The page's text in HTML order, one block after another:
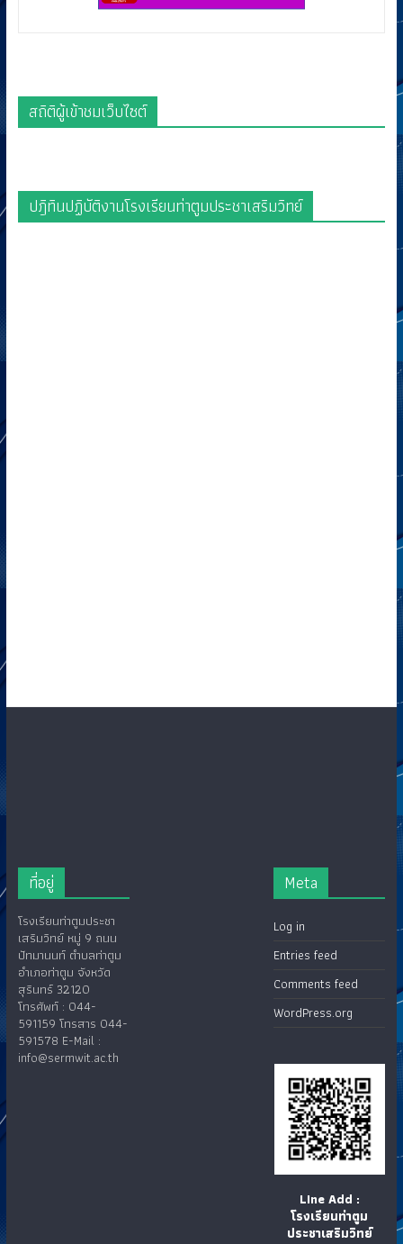
สถิติผู้เข้าชมเว็บไซต์
ปฎิทินปฏิบัติงานโรงเรียนท่าตูมประชาเสริมวิทย์
ที่อยู่
โรงเรียนท่าตูมประชา
เสริมวิทย์ หมู่ 9 ถนน
ปัทมานนท์ ตำบลท่าตูม
อำเภอท่าตูม จังหวัด
สุรินทร์ 32120
โทรศัพท์ : 044-
591159 โทรสาร 044-
591578 E-Mail :
info@sermwit.ac.th
Meta
Log in
Entries feed
Comments feed
WordPress.org
LIne Add :
โรงเรียนท่าตูม
ประชาเสริมวิทย์